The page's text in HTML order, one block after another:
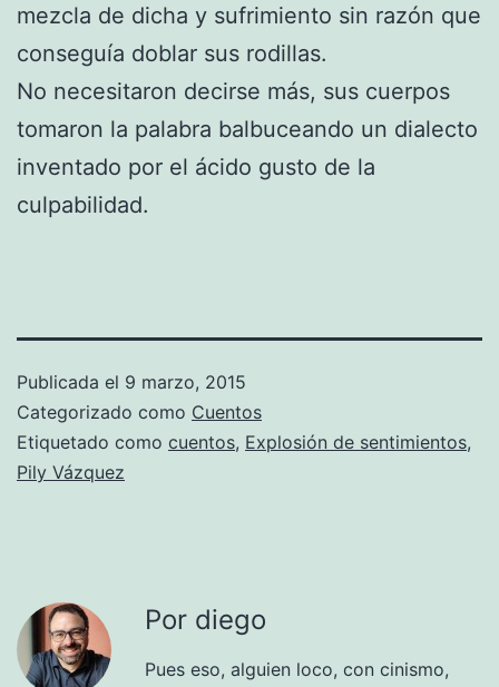
mezcla de dicha y sufrimiento sin razón que
conseguía doblar sus rodillas.
No necesitaron decirse más, sus cuerpos
tomaron la palabra balbuceando un dialecto
inventado por el ácido gusto de la
culpabilidad.
Publicada el 9 marzo, 2015
Categorizado como Cuentos
Etiquetado como cuentos, Explosión de sentimientos,
Pily Vázquez
Por diego
Pues eso, alguien loco, con cinismo,